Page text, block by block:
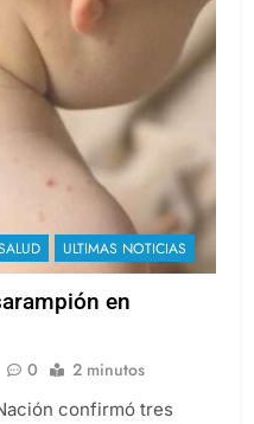
ULTIMAS NOTICIAS
en
0 2 minutos
confirmó tres